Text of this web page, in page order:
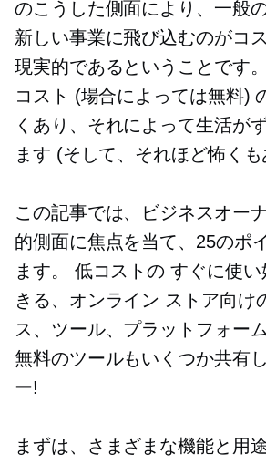
のこうした側面により、一般
新しい事業に飛び込むのがコ
現実的であるということです
コスト (場合によっては無料)
くあり、それによって生活が
ます (そして、それほど怖くも
この記事では、ビジネスオー
的側面に焦点を当て、25のポ
ます。 低コストの すぐに使
きる、オンライン ストア向け
ス、ツール、プラットフォー
無料のツールもいくつか共有
ー!
まずは、さまざまな機能と用